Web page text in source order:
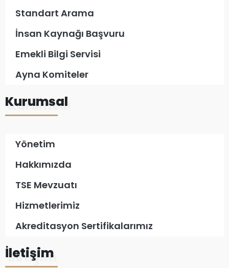
Standart Arama
İnsan Kaynağı Başvuru
Emekli Bilgi Servisi
Ayna Komiteler
Kurumsal
Yönetim
Hakkımızda
TSE Mevzuatı
Hizmetlerimiz
Akreditasyon Sertifikalarımız
İletişim